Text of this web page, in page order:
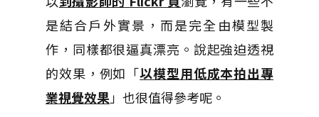
是結合戶外實景，而是完全由模型製
作，同樣都很逼真漂亮。說起強迫透視
的效果，例如「以模型用低成本拍出專
業視覺效果」也很值得參考呢。